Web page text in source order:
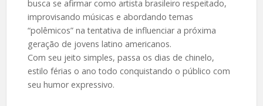
busca se afirmar como artista brasileiro respeitado,
improvisando músicas e abordando temas
“polêmicos” na tentativa de influenciar a próxima
geração de jovens latino americanos.
Com seu jeito simples, passa os dias de chinelo,
estilo férias o ano todo conquistando o público com
seu humor expressivo.